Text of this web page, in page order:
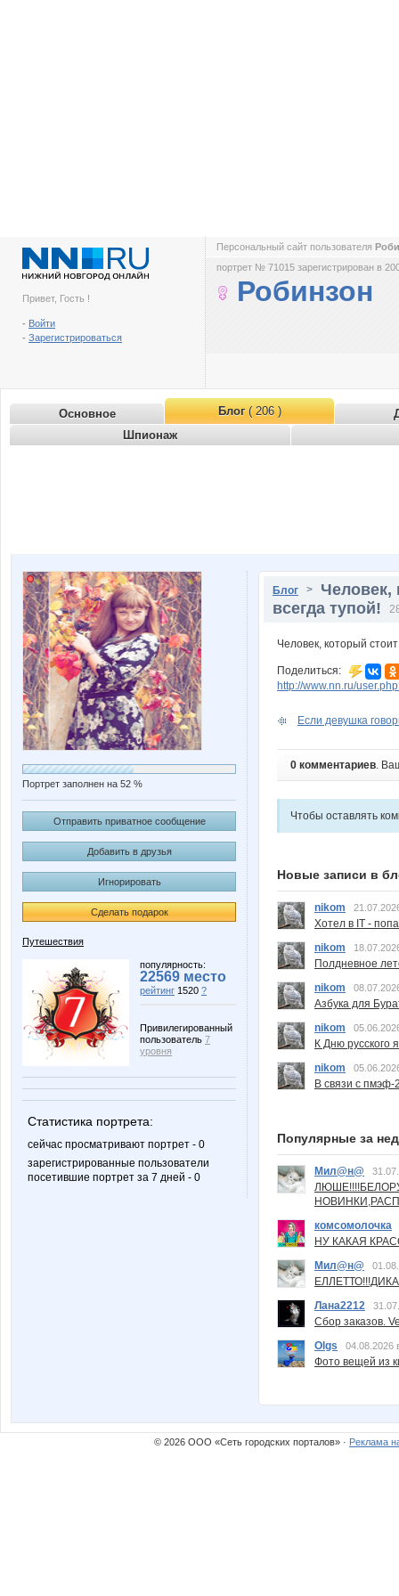
Привет, Гость !
- Войти
- Зарегистрироваться
Персональный сайт пользователя
портрет № 71015 зарегистрирован в
Робинзон
Основное Блог( 206 )
Шпионаж
Портрет заполнен на 52 %
Отправить приватное сообщение
Добавить в друзья
Игнорировать
Сделать подарок
Путешествия
популярность:
22569 место
рейтинг 1520 ?
Привилегированный
пользователь 7
уровня
Статистика портрета:
сейчас просматривают портрет - 0
зарегистрированные пользователи
посетившие портрет за 7 дней - 0
Блог > Человек,
всегда тупой!
Человек, который
Поделиться:
http://www.nn.ru/
Если девушка
0 комментариев.
Чтобы оставлять
Новые записи в
nikom
Хотел в IT -
nikom
Полдневное
nikom
Азбука для
nikom
К Дню русского
nikom
В связи с пмэф-
Популярные за
Мил@н@
комсомолочка
НУ КАКАЯ
Мил@н@
Лана2212
Сбор заказов.
Olgs
04.08.2026
Фото вещей из
© 2026 ООО «Сеть городских порталов» · Реклама